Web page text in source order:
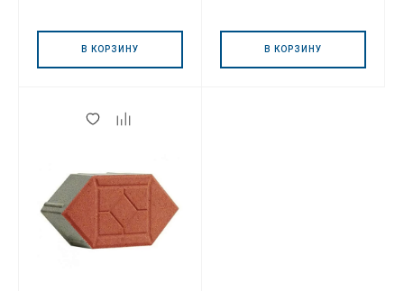
В КОРЗИНУ В КОРЗИНУ